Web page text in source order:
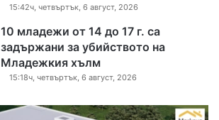
15:42ч, четвъртък, 6 август, 2026
10 младежи от 14 до 17 г. са
задържани за убийството на
Младежкия хълм
15:18ч, четвъртък, 6 август, 2026